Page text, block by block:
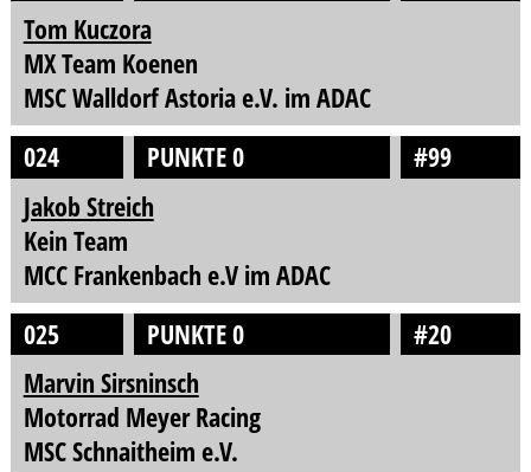
Tom Kuczora
MX Team Koenen
MSC Walldorf Astoria e.V. im ADAC
024
PUNKTE 0
#99
Jakob Streich
Kein Team
MCC Frankenbach e.V im ADAC
025
PUNKTE 0
#20
Marvin Sirsninsch
Motorrad Meyer Racing
MSC Schnaitheim e.V.